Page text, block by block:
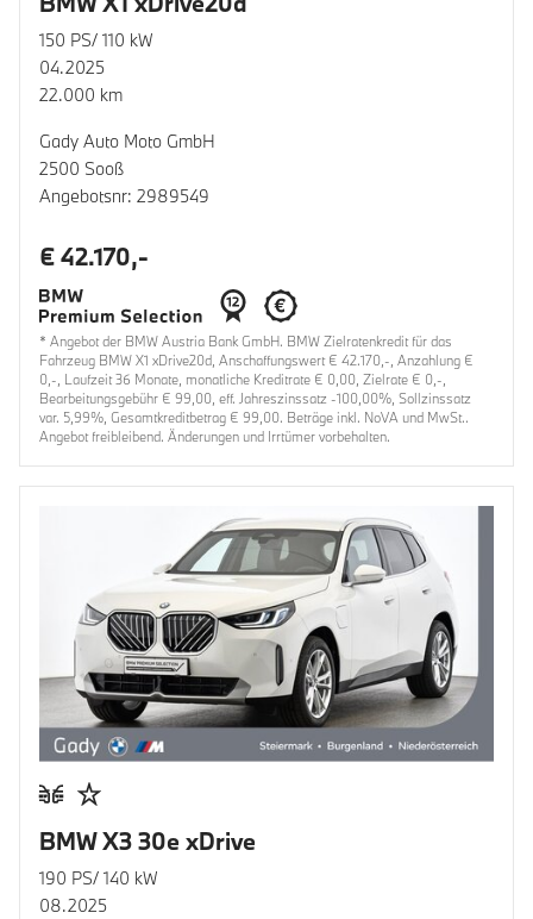
150 PS/ 110 kW
04.2025
22.000 km
Gady Auto Moto GmbH
2500 Sooß
Angebotsnr: 2989549
€ 42.170,-
* Angebot der BMW Austria Bank GmbH. BMW Zielratenkredit für das
Fahrzeug BMW X1 xDrive20d, Anschaffungswert € 42.170,-, Anzahlung €
0,-, Laufzeit 36 Monate, monatliche Kreditrate € 0,00, Zielrate € 0,-,
Bearbeitungsgebühr € 99,00, eff. Jahreszinssatz -100,00%, Sollzinssatz
var. 5,99%, Gesamtkreditbetrag € 99,00. Beträge inkl. NoVA und MwSt..
Angebot freibleibend. Änderungen und Irrtümer vorbehalten.
BMW X3 30e xDrive
190 PS/ 140 kW
08.2025